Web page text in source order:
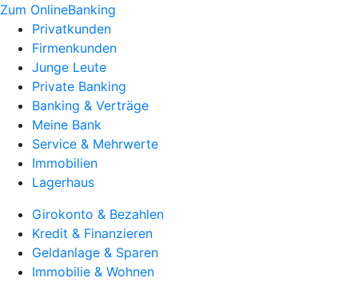
Zum OnlineBanking
Privatkunden
Firmenkunden
Junge Leute
Private Banking
Banking & Verträge
Meine Bank
Service & Mehrwerte
Immobilien
Lagerhaus
Girokonto & Bezahlen
Kredit & Finanzieren
Geldanlage & Sparen
Immobilie & Wohnen